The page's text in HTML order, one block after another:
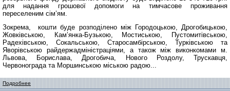
для надання грошової допомоги на тимчасове проживання
переселеним сім’ям.
Зокрема, кошти буде розподілено між Городоцькою, Дрогобицькою,
Жовківською, Кам’янка-Бузькою, Мостиською, Пустомитівською,
Радехівською, Сокальською, Старосамбірською, Турківською та
Яворівською райдержадміністраціями, а також між виконкомами м.
Львова, Борислава, Дрогобича, Нового Роздолу, Трускавця,
Червонограда та Моршинською міською радою...
Подробнее